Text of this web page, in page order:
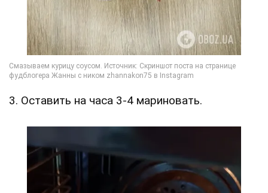
3. Оставить на часа 3-4 мариновать.